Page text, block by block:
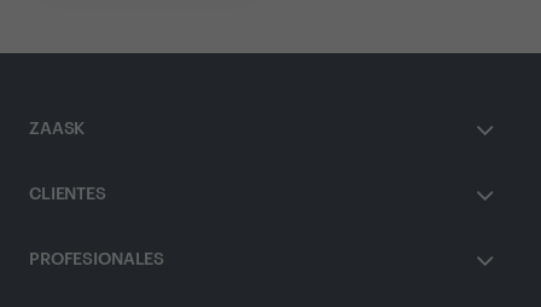
ZAASK
CLIENTES
PROFESIONALES